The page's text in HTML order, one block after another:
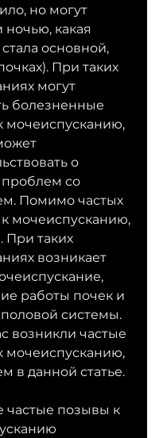
но могут
какая
основной,
При таких
могут
болезненные
мочеиспусканию,
о
со
Помимо частых
мочеиспусканию,
При таких
возникает
работы почек и
системы.
возникли частые
мочеиспусканию,
в данной статье.
частые позывы к